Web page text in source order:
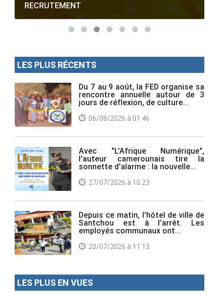
RECRUTEMENT
LES PLUS RÉCENTS
Du 7 au 9 août, la FED organise sa
rencontre annuelle autour de 3
jours de réflexion, de culture...
06/08/2026 à 01:46
Avec "L'Afrique Numérique",
l'auteur camerounais tire la
sonnette d'alarme : la nouvelle...
27/07/2026 à 10:23
Depuis ce matin, l’hôtel de ville de
Santchou est à l’arrêt. Les
employés communaux ont...
20/07/2026 à 11:13
LES PLUS EN VUES